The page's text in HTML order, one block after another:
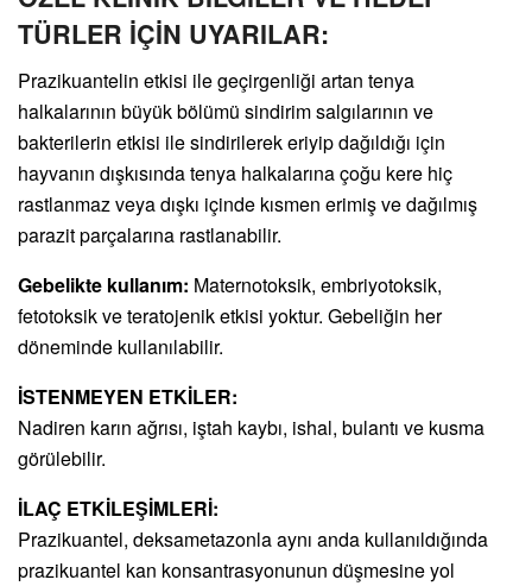
TÜRLER İÇİN UYARILAR:
Prazikuantelin etkisi ile geçirgenliği artan tenya
halkalarının büyük bölümü sindirim salgılarının ve
bakterilerin etkisi ile sindirilerek eriyip dağıldığı için
hayvanın dışkısında tenya halkalarına çoğu kere hiç
rastlanmaz veya dışkı içinde kısmen erimiş ve dağılmış
parazit parçalarına rastlanabilir.
Gebelikte kullanım: Maternotoksik, embriyotoksik,
fetotoksik ve teratojenik etkisi yoktur. Gebeliğin her
döneminde kullanılabilir.
İSTENMEYEN ETKİLER:
Nadiren karın ağrısı, iştah kaybı, ishal, bulantı ve kusma
görülebilir.
İLAÇ ETKİLEŞİMLERİ:
Prazikuantel, deksametazonla aynı anda kullanıldığında
prazikuantel kan konsantrasyonunun düşmesine yol